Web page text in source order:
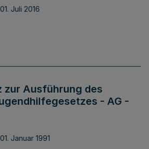
Juli 2016
zur Ausführung des
- AG -
Januar 1991